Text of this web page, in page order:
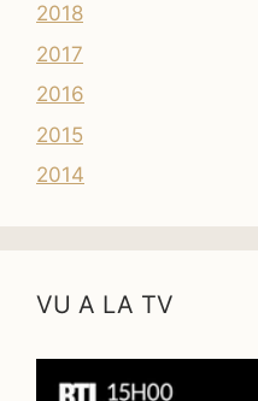
2018
2017
2016
2015
2014
VU A LA TV